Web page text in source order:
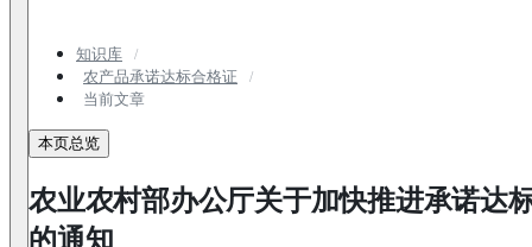
知识库
农产品承诺达标合格证
当前文章
本页总览
农业农村部办公厅关于加快推进承诺达
的通知